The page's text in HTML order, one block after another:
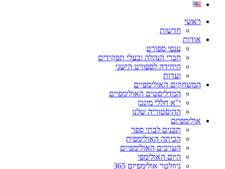
ראשי
חדשות
אודות
ענפי ספורט
חברי הנהלה ובעלי תפקידים
היחידה לספורט הישגי
ועדות
המשחקים האולימפיים
המדליסטים האולימפיים
י"א חללי מינכן
ההיסטוריה שלנו
אולימפיזם
תכנים לבתי ספר
הכיתה האולימפית
הערכים האולימפיים
היום האולימפי
ניוזלטר אולימפיזם 365